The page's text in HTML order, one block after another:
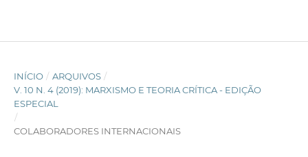
INÍCIO / ARQUIVOS /
V. 10 N. 4 (2019): MARXISMO E TEORIA CRÍTICA - EDIÇÃO
ESPECIAL
/
COLABORADORES INTERNACIONAIS